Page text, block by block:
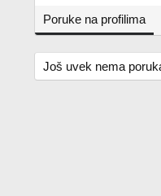
Poruke na profilima
Još uvek nema